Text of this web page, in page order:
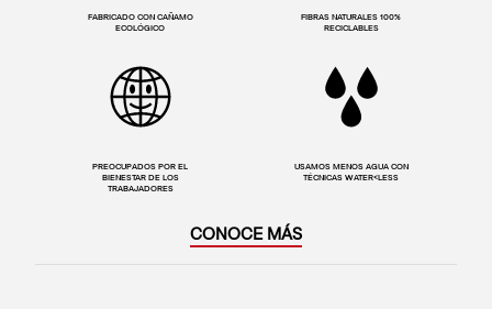
FABRICADO CON CAÑAMO
ECOLÓGICO
FIBRAS NATURALES 100%
RECICLABLES
PREOCUPADOS POR EL
BIENESTAR DE LOS
TRABAJADORES
USAMOS MENOS AGUA CON
TÉCNICAS WATER<LESS
CONOCE MÁS